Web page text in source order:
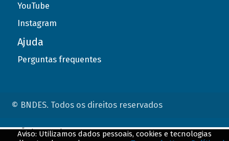
YouTube
Instagram
Ajuda
Perguntas frequentes
© BNDES. Todos os direitos reservados
Aviso: Utilizamos dados pessoais, cookies e tecnologias
ConteÃºdo complementar